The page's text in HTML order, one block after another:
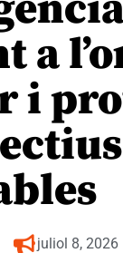
a
i
juliol 8, 2026